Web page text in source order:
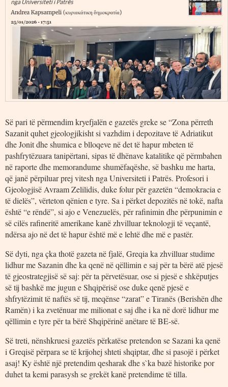
Së pari të përmendim kryefjalën e gazetës greke se “Zona përreth
Sazanit quhet gjeologjikisht si vazhdim i depozitave të Adriatikut
dhe Jonit dhe shumica e blloqeve në det të hapur mbeten të
pashfrytëzuara tanipërtani, sipas të dhënave katalitike që përmbahen
në raporte dhe memorandume shumëfaqëshe, së bashku me harta,
që janë përpiluar prej vitesh nga Universiteti i Patrës. Profesori i
Gjeologjisë Avraam Zelilidis, duke folur për gazetën “demokracia e
të dielës”, vërteton qënien e tyre. Sa i përket depozitës në tokë, nafta
është “e rëndë”, si ajo e Venezuelës, për rafinimin dhe përpunimin e
së cilës rafineritë amerikane kanë zhvilluar teknologji të veçantë,
ndërsa ajo në det të hapur është më e lehtë dhe më e pastër.
Së dyti, nga çka thotë gazeta në fjalë, Greqia ka zhvilluar studime
lidhur me Sazanin dhe ka qenë në qëllimin e saj për ta bërë atë pjesë
të gjeostrategjisë së saj: për ta përvetësuar, ose si pjesë e shkëputjes
së tij bashkë me jugun e Shqipërisë ose duke qenë pjesë e
shfrytëzimit të naftës së tij, meqënse “zarat” e Tiranës (Berishën dhe
Ramën) i ka zvetënuar me milionat e saj dhe i ka në dorë lidhur me
qëllimin e tyre për ta bërë Shqipërinë anëtare të BE-së.
Së treti, nënshkruesi gazetës përkatëse pretendon se Sazani ka qenë
i Greqisë përpara se të krijohej shteti shqiptar, dhe si pasojë i përket
asaj! Ky është një pretendim qesharak dhe s`ka bazë historike por
duhet ta kemi parasysh se grekët kanë pretendime të tilla.